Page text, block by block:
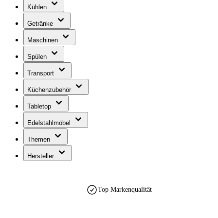
Kühlen
Getränke
Maschinen
Spülen
Transport
Küchenzubehör
Tabletop
Edelstahlmöbel
Themen
Hersteller
Top Markenqualität